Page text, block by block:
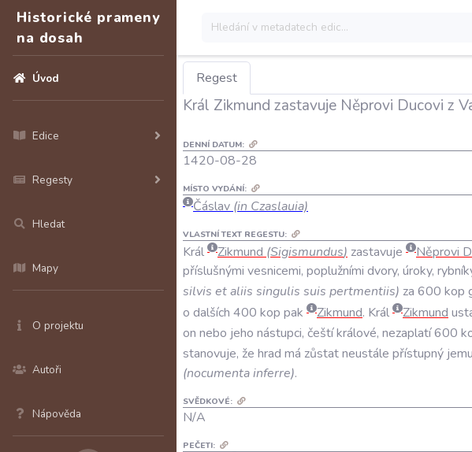
Historické prameny
na dosah
Úvod
Edice
Regesty
Hledat
Mapy
O projektu
Autoři
Nápověda
Regest
Král Zikmund zastavuje Něprovi Ducovi z
DENNÍ DATUM:
1420-08-28
MÍSTO VYDÁNÍ:
Čáslav (in Czaslauia)
VLASTNÍ TEXT REGESTU:
Král Zikmund (Sigismundus) zastavuje Něprovi
příslušnými vesnicemi, poplužními dvory, úroky,
silvis etaliis singulis suis pertmentiis) za 600 kop
o dalších 400 kop pak Zikmund. Král Zikmund
on nebo jeho nástupci, češtíkrálové, nezaplatí600
stanovuje, že hrad má zůstatneustále přístupný jemu
(nocumentainferre).
SVĚDKOVÉ:
N/A
PEČETI: